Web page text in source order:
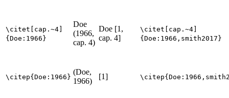
\citet[cap.~4]
{Doe:1966}
Doe
(1966,
cap. 4)
Doe [1,
cap. 4]
\citet[cap.~4]
{Doe:1966,smith2017}
\citep{Doe:1966}
(Doe,
1966)
[1]